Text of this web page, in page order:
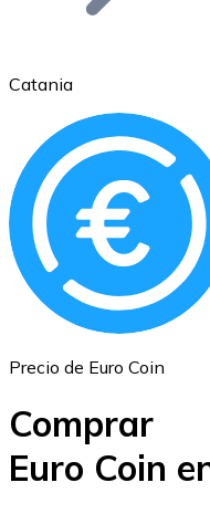
Ethereum
ETH
Catania
Precio de Euro Coin
Comprar
Euro Coin